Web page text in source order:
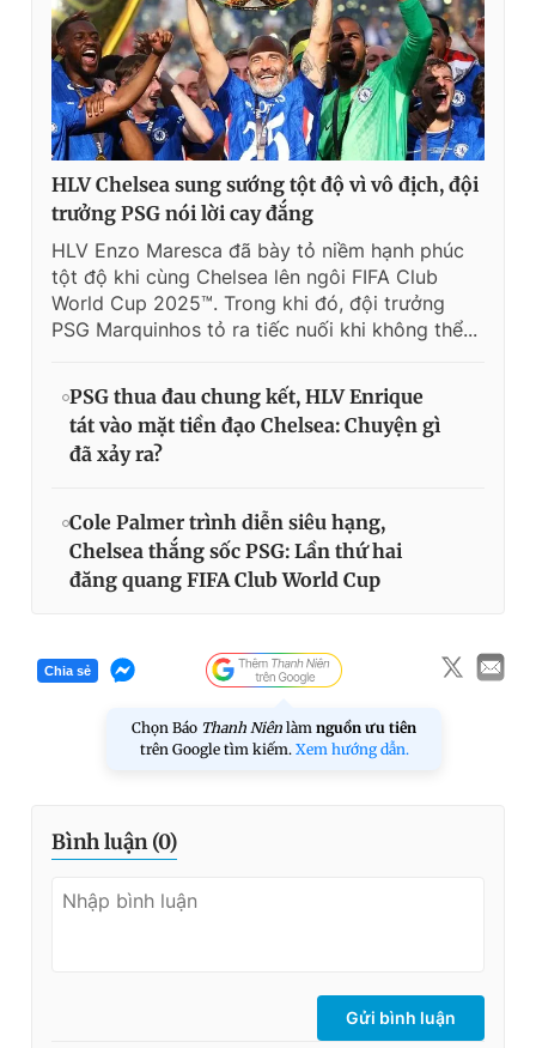
HLV Chelsea sung sướng tột độ vì vô địch, đội
trưởng PSG nói lời cay đắng
HLV Enzo Maresca đã bày tỏ niềm hạnh phúc
tột độ khi cùng Chelsea lên ngôi FIFA Club
World Cup 2025™. Trong khi đó, đội trưởng
PSG Marquinhos tỏ ra tiếc nuối khi không thể...
PSG thua đau chung kết, HLV Enrique
tát vào mặt tiền đạo Chelsea: Chuyện gì
đã xảy ra?
Cole Palmer trình diễn siêu hạng,
Chelsea thắng sốc PSG: Lần thứ hai
đăng quang FIFA Club World Cup
Chia sẻ
Chọn Báo Thanh Niên làm nguồn ưu tiên
trên Google tìm kiếm. Xem hướng dẫn.
Bình luận (0)
Gửi bình luận